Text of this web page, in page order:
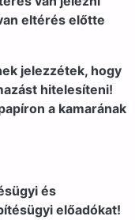
eltérés előtte
jelezzétek, hogy
hitelesíteni!
a kamarának
és
előadókat!